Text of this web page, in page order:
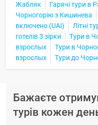
Жабляк
Гарячі тури в
Чорногорію з Кишинева
включено (UAI)
Літні
готелів 3 зірки
Тури в
взрослых
Тури в
взрослых
Тури до
Бажаєте
турів кожен